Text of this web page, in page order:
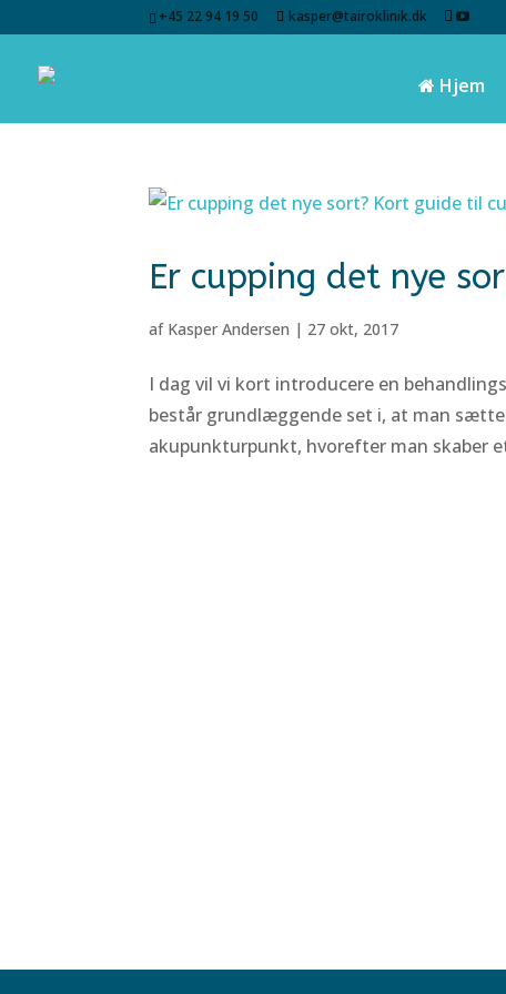
+45 22 94 19 50 kasper@tairoklinik.dk
Hjem
Er cupping det nye
af Kasper Andersen | 27 okt, 2017
I dag vil vi kort introducere en
består grundlæggende set i, at man
akupunkturpunkt, hvorefter man skaber